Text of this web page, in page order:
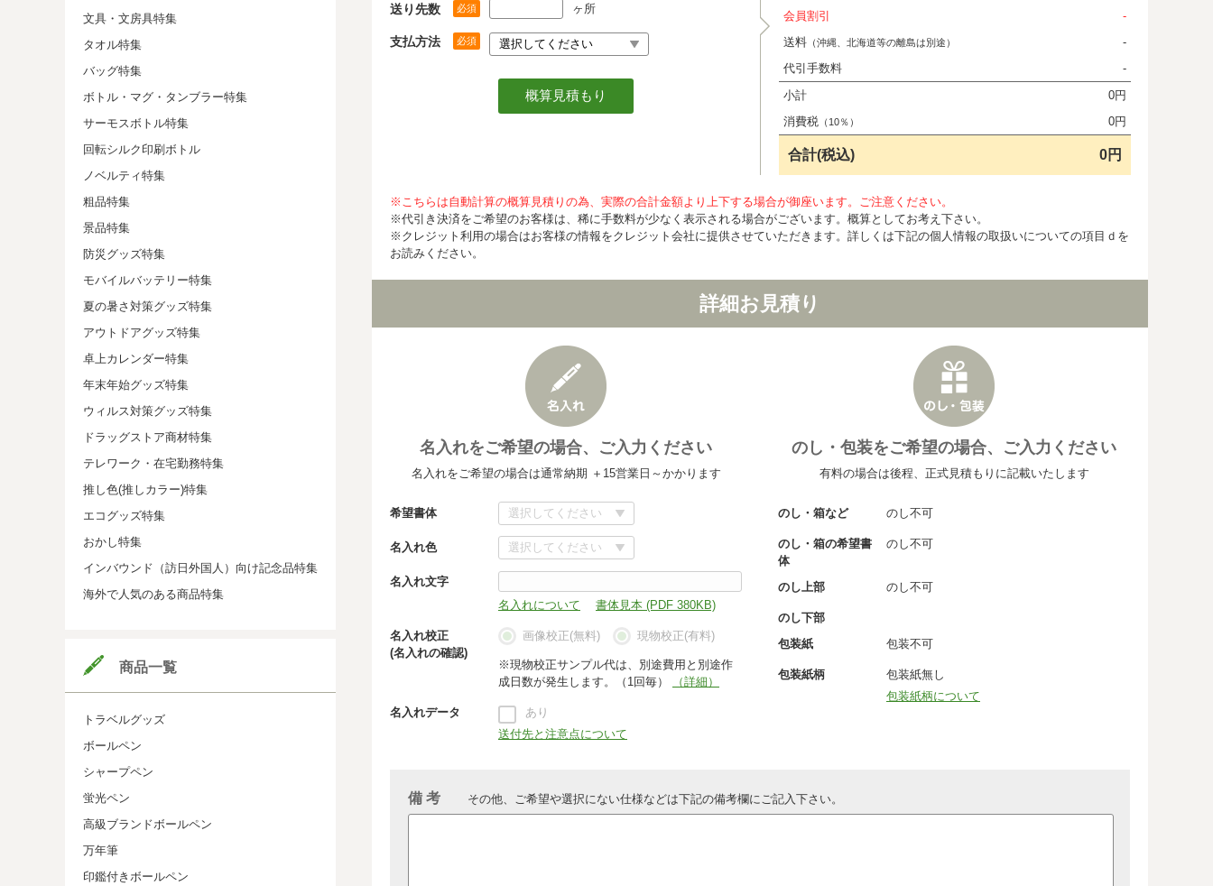
文具・文房具特集
タオル特集
バッグ特集
ボトル・マグ・タンブラー特集
サーモスボトル特集
回転シルク印刷ボトル
ノベルティ特集
粗品特集
景品特集
防災グッズ特集
モバイルバッテリー特集
夏の暑さ対策グッズ特集
アウトドアグッズ特集
卓上カレンダー特集
年末年始グッズ特集
ウィルス対策グッズ特集
ドラッグストア商材特集
テレワーク・在宅勤務特集
推し色(推しカラー)特集
エコグッズ特集
おかし特集
インバウンド（訪日外国人）向け記念品特集
海外で人気のある商品特集
商品一覧
トラベルグッズ
ボールペン
シャープペン
蛍光ペン
高級ブランドボールペン
万年筆
印鑑付きボールペン
送り先数 必須 ヶ所
支払方法 必須
会員割引
-
送料 （沖縄、北海道等の離島は別途）
-
代引手数料
-
小計
0円
消費税 （10％） 0円
合計(税込) 0円
※こちらは自動計算の概算見積りの為、実際の合計金額より上下する場合が御座います。ご注意ください。
※代引き決済をご希望のお客様は、稀に手数料が少なく表示される場合がございます。概算としてお考え下さい。
※クレジット利用の場合はお客様の情報をクレジット会社に提供させていただきます。詳しくは下記の個人情報の取扱いについての項目ｄを
お読みください。
詳細お見積り
名入れをご希望の場合、ご入力ください
名入れをご希望の場合は通常納期 ＋15営業日～かかります
希望書体
名入れ色
名入れ文字
名入れについて
書体見本 (PDF 380KB)
名入れ校正
(名入れの確認)
画像校正(無料) 現物校正(有料)
※現物校正サンプル代は、別途費用と別途作
成日数が発生します。（1回毎）
（詳細）
名入れデータ
あり
送付先と注意点について
のし・包装をご希望の場合、ご入力ください
有料の場合は後程、正式見積もりに記載いたします
のし・箱など のし不可
のし・箱の希望書
体
のし不可
のし上部 のし不可
のし下部
包装紙
包装不可
包装紙柄
包装紙無し
包装紙柄について
備 考 その他、ご希望や選択にない仕様などは下記の備考欄にご記入下さい。